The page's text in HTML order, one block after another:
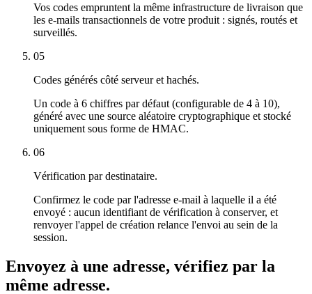
Vos codes empruntent la même infrastructure de livraison que
les e-mails transactionnels de votre produit : signés, routés et
surveillés.
05
Codes générés côté serveur et hachés.
Un code à 6 chiffres par défaut (configurable de 4 à 10),
généré avec une source aléatoire cryptographique et stocké
uniquement sous forme de HMAC.
06
Vérification par destinataire.
Confirmez le code par l'adresse e-mail à laquelle il a été
envoyé : aucun identifiant de vérification à conserver, et
renvoyer l'appel de création relance l'envoi au sein de la
session.
Envoyez à une adresse, vérifiez par la
même adresse.